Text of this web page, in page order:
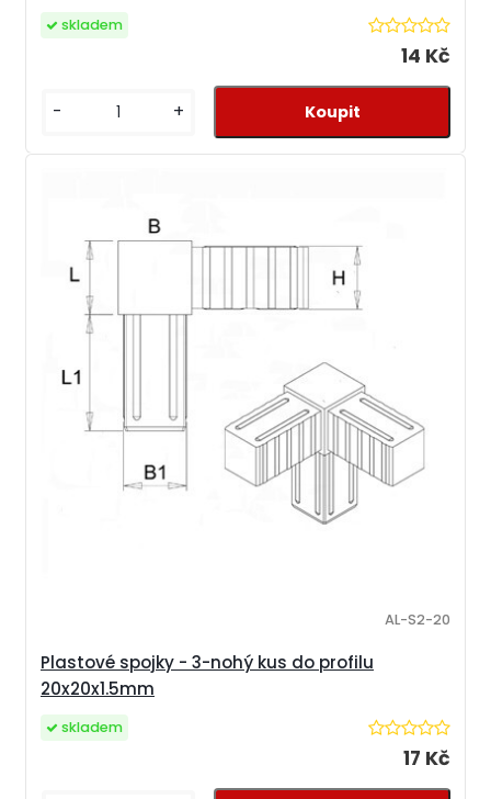
14 Kč
skladem
- +
Plastové spojky - 3-nohý kus do profilu
20x20x1.5mm
AL-S2-20
17 Kč
skladem